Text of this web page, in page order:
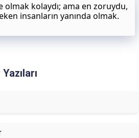
kolaydı; ama en zoruydu,
insanların yanında olmak.
Yazıları